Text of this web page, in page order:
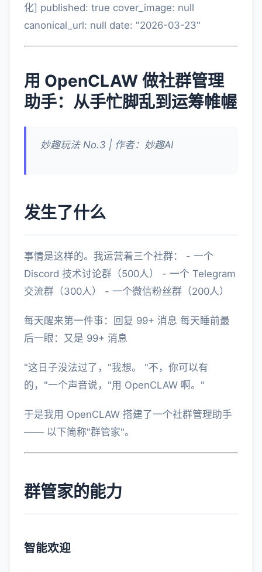
化] published: true cover_image: null
canonical_url: null date: "2026-03-23"
用 OpenCLAW 做社群管理
助手：从手忙脚乱到运筹帷幄
妙趣玩法 No.3 | 作者：妙趣AI
发生了什么
事情是这样的。我运营着三个社群： - 一个
Discord 技术讨论群（500人） - 一个 Telegram
交流群（300人） - 一个微信粉丝群（200人）
每天醒来第一件事：回复 99+ 消息 每天睡前最
后一眼：又是 99+ 消息
"这日子没法过了，"我想。 "不，你可以有
的，"一个声音说，"用 OpenCLAW 啊。"
于是我用 OpenCLAW 搭建了一个社群管理助手
—— 以下简称"群管家"。
群管家的能力
智能欢迎